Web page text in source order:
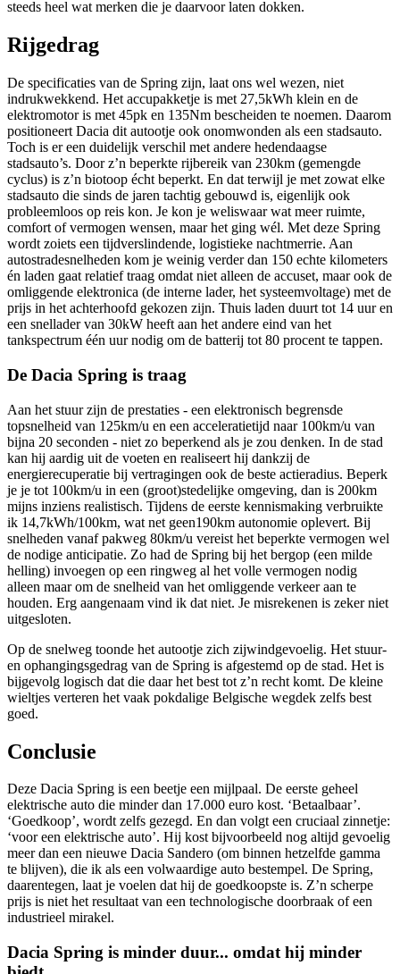
steeds heel wat merken die je daarvoor laten dokken.
Rijgedrag
De specificaties van de Spring zijn, laat ons wel wezen, niet
indrukwekkend. Het accupakketje is met 27,5kWh klein en de
elektromotor is met 45pk en 135Nm bescheiden te noemen. Daarom
positioneert Dacia dit autootje ook onomwonden als een stadsauto.
Toch is er een duidelijk verschil met andere hedendaagse
stadsauto’s. Door z’n beperkte rijbereik van 230km (gemengde
cyclus) is z’n biotoop écht beperkt. En dat terwijl je met zowat elke
stadsauto die sinds de jaren tachtig gebouwd is, eigenlijk ook
probleemloos op reis kon. Je kon je weliswaar wat meer ruimte,
comfort of vermogen wensen, maar het ging wél. Met deze Spring
wordt zoiets een tijdverslindende, logistieke nachtmerrie. Aan
autostradesnelheden kom je weinig verder dan 150 echte kilometers
én laden gaat relatief traag omdat niet alleen de accuset, maar ook de
omliggende elektronica (de interne lader, het systeemvoltage) met de
prijs in het achterhoofd gekozen zijn. Thuis laden duurt tot 14 uur en
een snellader van 30kW heeft aan het andere eind van het
tankspectrum één uur nodig om de batterij tot 80 procent te tappen.
De Dacia Spring is traag
Aan het stuur zijn de prestaties - een elektronisch begrensde
topsnelheid van 125km/u en een acceleratietijd naar 100km/u van
bijna 20 seconden - niet zo beperkend als je zou denken. In de stad
kan hij aardig uit de voeten en realiseert hij dankzij de
energierecuperatie bij vertragingen ook de beste actieradius. Beperk
je je tot 100km/u in een (groot)stedelijke omgeving, dan is 200km
mijns inziens realistisch. Tijdens de eerste kennismaking verbruikte
ik 14,7kWh/100km, wat net geen190km autonomie oplevert. Bij
snelheden vanaf pakweg 80km/u vereist het beperkte vermogen wel
de nodige anticipatie. Zo had de Spring bij het bergop (een milde
helling) invoegen op een ringweg al het volle vermogen nodig
alleen maar om de snelheid van het omliggende verkeer aan te
houden. Erg aangenaam vind ik dat niet. Je misrekenen is zeker niet
uitgesloten.
Op de snelweg toonde het autootje zich zijwindgevoelig. Het stuur-
en ophangingsgedrag van de Spring is afgestemd op de stad. Het is
bijgevolg logisch dat die daar het best tot z’n recht komt. De kleine
wieltjes verteren het vaak pokdalige Belgische wegdek zelfs best
goed.
Conclusie
Deze Dacia Spring is een beetje een mijlpaal. De eerste geheel
elektrische auto die minder dan 17.000 euro kost. ‘Betaalbaar’.
‘Goedkoop’, wordt zelfs gezegd. En dan volgt een cruciaal zinnetje:
‘voor een elektrische auto’. Hij kost bijvoorbeeld nog altijd gevoelig
meer dan een nieuwe Dacia Sandero (om binnen hetzelfde gamma
te blijven), die ik als een volwaardige auto bestempel. De Spring,
daarentegen, laat je voelen dat hij de goedkoopste is. Z’n scherpe
prijs is niet het resultaat van een technologische doorbraak of een
industrieel mirakel.
Dacia Spring is minder duur... omdat hij minder